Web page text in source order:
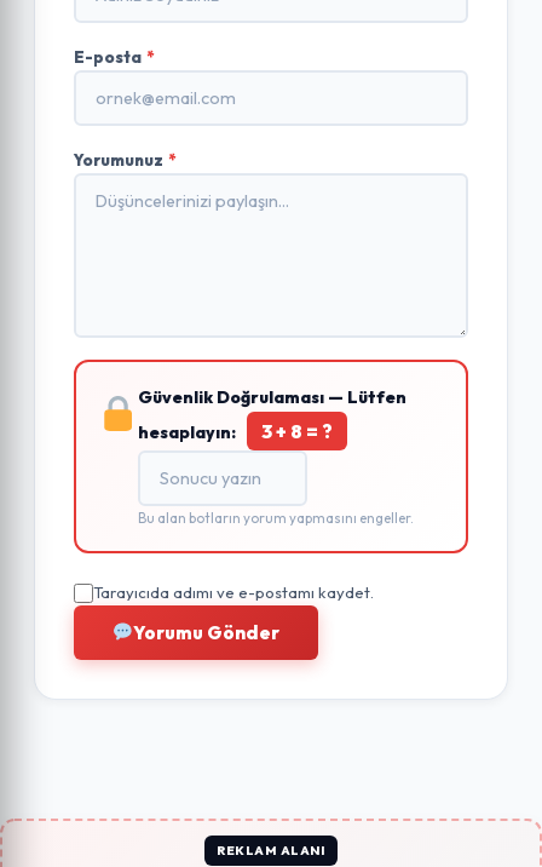
E-posta *
Yorumunuz *
Güvenlik Doğrulaması — Lütfen
hesaplayın:
3 + 8 = ?
Bu alan botların yorum yapmasını engeller.
Tarayıcıda adımı ve e-postamı kaydet.
Yorumu Gönder
REKLAM ALANI